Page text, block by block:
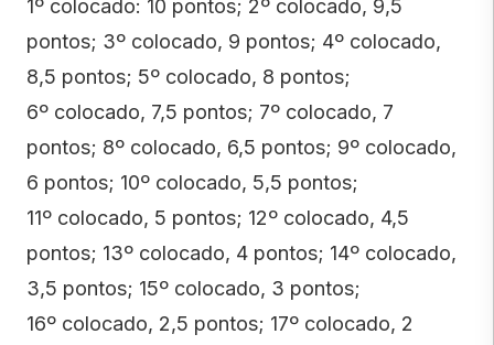
1º colocado: 10 pontos; 2º colocado, 9,5
pontos; 3º colocado, 9 pontos; 4º colocado,
8,5 pontos; 5º colocado, 8 pontos;
6º colocado, 7,5 pontos; 7º colocado, 7
pontos; 8º colocado, 6,5 pontos; 9º colocado,
6 pontos; 10º colocado, 5,5 pontos;
11º colocado, 5 pontos; 12º colocado, 4,5
pontos; 13º colocado, 4 pontos; 14º colocado,
3,5 pontos; 15º colocado, 3 pontos;
16º colocado, 2,5 pontos; 17º colocado, 2